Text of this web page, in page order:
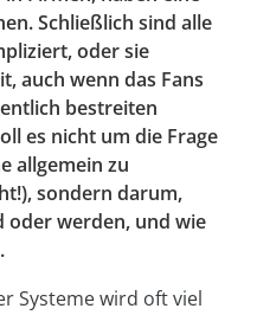
Schließlich sind alle
oder sie
auch wenn das Fans
bestreiten
es nicht um die Frage
allgemein zu
sondern darum,
oder werden, und wie
Systeme wird oft viel